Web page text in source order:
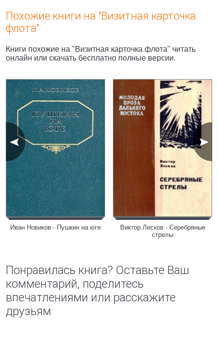
Похожие книги на "Визитная карточка
флота"
Книги похожие на "Визитная карточка флота" читать
онлайн или скачать бесплатно полные версии.
Иван Новиков - Пушкин на юге
Виктор Лесков - Серебряные
стрелы
Понравилась книга? Оставьте Ваш
комментарий, поделитесь
впечатлениями или расскажите
друзьям